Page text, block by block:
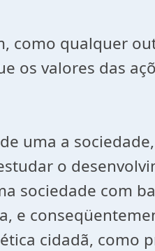
como qualquer
os valores das
uma a
o
sociedade com
e
cidadã, como